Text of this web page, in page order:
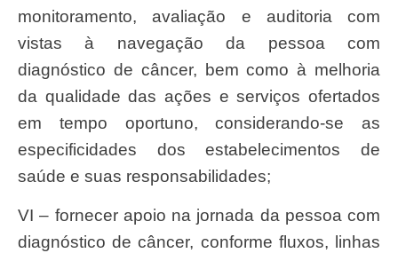
monitoramento, avaliação e auditoria com
vistas à navegação da pessoa com
diagnóstico de câncer, bem como à melhoria
da qualidade das ações e serviços ofertados
em tempo oportuno, considerando-se as
especificidades dos estabelecimentos de
saúde e suas responsabilidades;
VI – fornecer apoio na jornada da pessoa com
diagnóstico de câncer, conforme fluxos, linhas